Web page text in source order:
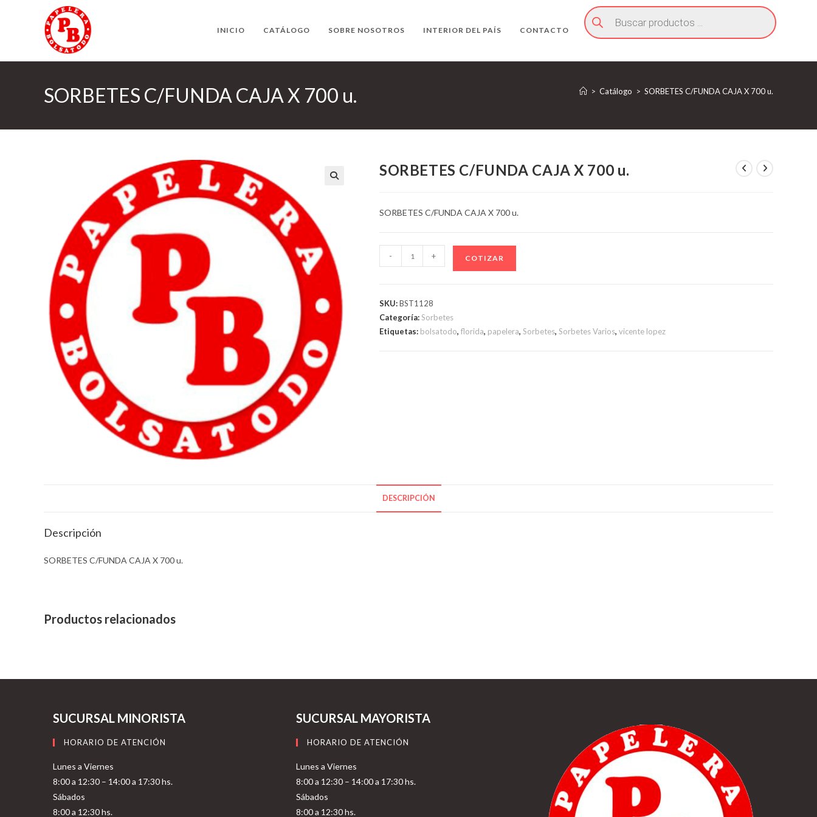
INICIO CATÁLOGO SOBRE NOSOTROS INTERIOR DEL PAÍS CONTACTO
Búsqueda
de
productos
SORBETES C/FUNDA CAJA X 700 u. > Catálogo > SORBETES C/FUNDA CAJA X 700 u.
SORBETES C/FUNDA CAJA X 700 u.
SORBETES C/FUNDA CAJA X 700 u.
SORBETES
C/FUNDA
700
u.
- + COTIZAR
SKU:BST1128
Categoría:Sorbetes
Etiquetas: bolsatodo, florida, papelera, Sorbetes, Sorbetes Varios, vicente lopez
DESCRIPCIÓN
Descripción
SORBETES C/FUNDA CAJA X 700 u.
Productos relacionados
SUCURSAL MINORISTA
HORARIO DE ATENCIÓN
Lunes a Viernes
8:00 a 12:30 – 14:00 a 17:30 hs.
Sábados
8:00 a 12:30 hs.
SUCURSAL MAYORISTA
HORARIO DE ATENCIÓN
Lunes a Viernes
8:00 a 12:30 – 14:00 a 17:30 hs.
Sábados
8:00 a 12:30 hs.